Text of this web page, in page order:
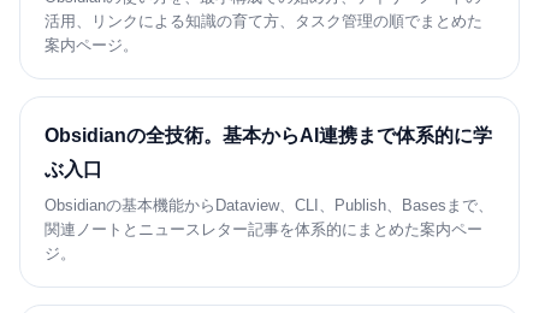
活用、リンクによる知識の育て方、タスク管理の順でまとめた
案内ページ。
Obsidianの全技術。基本からAI連携まで体系的に学
ぶ入口
Obsidianの基本機能からDataview、CLI、Publish、Basesまで、
関連ノートとニュースレター記事を体系的にまとめた案内ペー
ジ。